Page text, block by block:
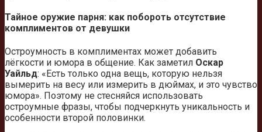
Тайное оружие парня: как побороть отсутствие
комплиментов от девушки
Остроумность в комплиментах может добавить
лёгкости и юмора в общение. Как заметил Оскар
Уайльд: «Есть только одна вещь, которую нельзя
вымерить на весу или измерить в дюймах, и это чувство
юмора». Поэтому не стесняйся использовать
остроумные фразы, чтобы подчеркнуть уникальность и
особенности второй половинки.